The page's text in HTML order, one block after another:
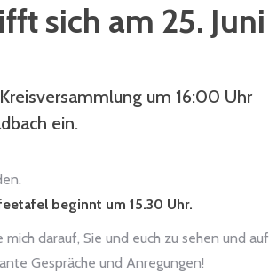
sich am 25. Juni
um 16:00 Uhr
ein.
beginnt um 15.30 Uhr.
mich darauf, Sie und euch zu sehen und auf
Gespräche und Anregungen!